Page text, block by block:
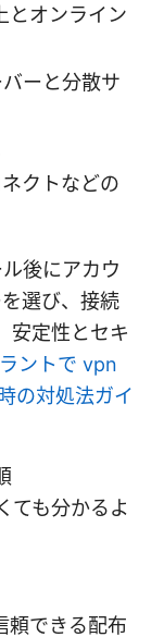
とオンライン
ーと分散サ
クトなどの
後にアカウ
を選び、接続
安定性とセキ
ントで vpn
の対処法ガイ
ても分かるよ
頼できる配布